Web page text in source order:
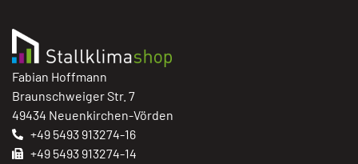
Fabian Hoffmann
Braunschweiger Str. 7
49434 Neuenkirchen-Vörden
+49 5493 913274-16
+49 5493 913274-14